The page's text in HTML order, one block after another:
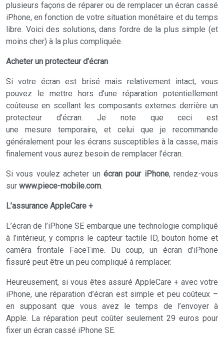
plusieurs façons de réparer ou de remplacer un écran cassé
iPhone, en fonction de votre situation monétaire et du temps
libre. Voici des solutions, dans l’ordre de la plus simple (et
moins cher) à la plus compliquée.
Acheter un protecteur d’écran
Si votre écran est brisé mais relativement intact, vous
pouvez le mettre hors d’une réparation potentiellement
coûteuse en scellant les composants externes derrière un
protecteur d’écran. Je note que ceci est
une mesure temporaire, et celui que je recommande
généralement pour les écrans susceptibles à la casse, mais
finalement vous aurez besoin de remplacer l’écran.
Si vous voulez acheter un écran pour iPhone, rendez-vous
sur www.piece-mobile.com.
L’assurance AppleCare +
L’écran de l’iPhone SE embarque une technologie compliqué
à l’intérieur, y compris le capteur tactile ID, bouton home et
caméra frontale FaceTime. Du coup, un écran d’iPhone
fissuré peut être un peu compliqué à remplacer.
Heureusement, si vous êtes assuré AppleCare + avec votre
iPhone, une réparation d’écran est simple et peu coûteux –
en supposant que vous avez le temps de l’envoyer à
Apple. La réparation peut coûter seulement 29 euros pour
fixer un écran cassé iPhone SE.